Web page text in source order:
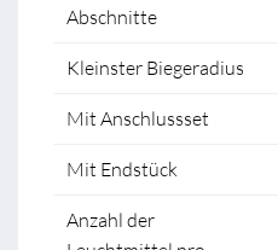
Abschnitte
Kleinster Biegeradius
Mit Anschlussset
Mit Endstück
Anzahl der